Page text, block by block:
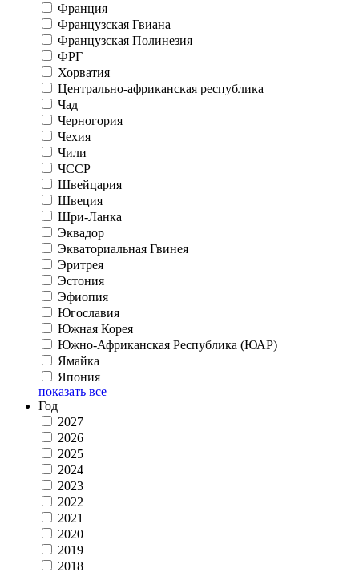
Франция
Французская Гвиана
Французская Полинезия
ФРГ
Хорватия
Центрально-африканская республика
Чад
Черногория
Чехия
Чили
ЧССР
Швейцария
Швеция
Шри-Ланка
Эквадор
Экваториальная Гвинея
Эритрея
Эстония
Эфиопия
Югославия
Южная Корея
Южно-Африканская Республика (ЮАР)
Ямайка
Япония
показать все
Год
2027
2026
2025
2024
2023
2022
2021
2020
2019
2018